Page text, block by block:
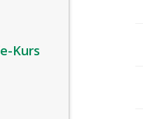
Kurs